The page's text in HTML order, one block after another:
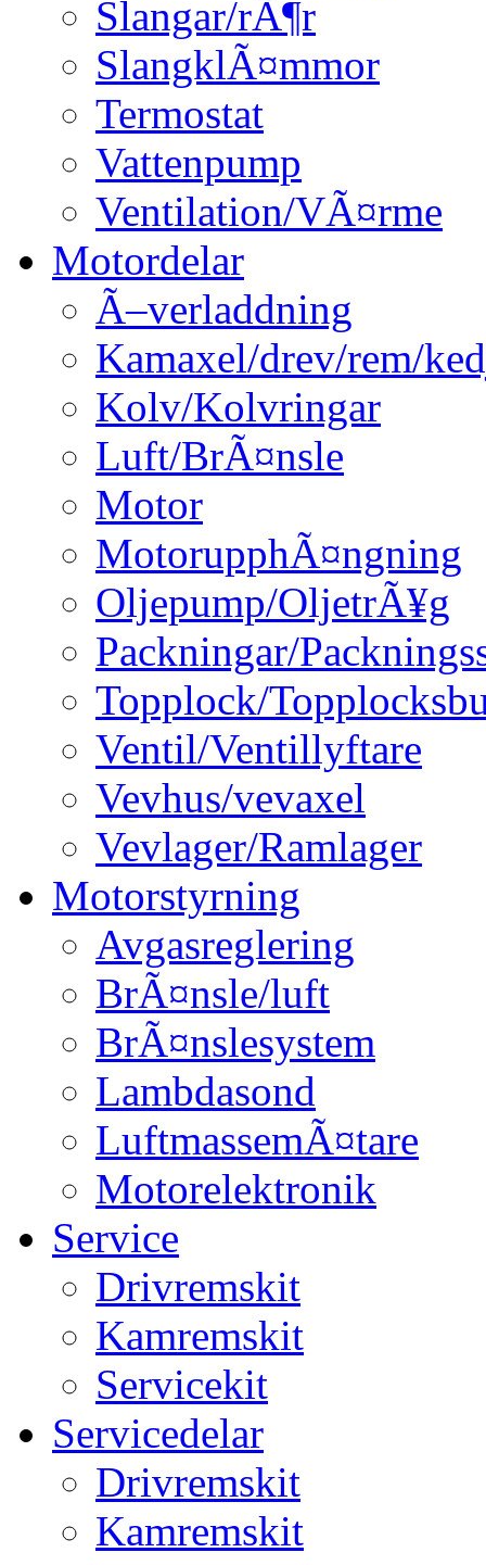
Slangar/rÃ¶r
SlangklÃ¤mmor
Termostat
Vattenpump
Ventilation/VÃ¤rme
Motordelar
Ã–verladdning
Kamaxel/drev/rem/
Kolv/Kolvringar
Luft/BrÃ¤nsle
Motor
MotorupphÃ¤ngning
Oljepump/OljetrÃ¥g
Packningar/
Topplock/
Ventil/Ventillyftare
Vevhus/vevaxel
Vevlager/Ramlager
Motorstyrning
Avgasreglering
BrÃ¤nsle/luft
BrÃ¤nslesystem
Lambdasond
LuftmassemÃ¤tare
Motorelektronik
Service
Drivremskit
Kamremskit
Servicekit
Servicedelar
Drivremskit
Kamremskit